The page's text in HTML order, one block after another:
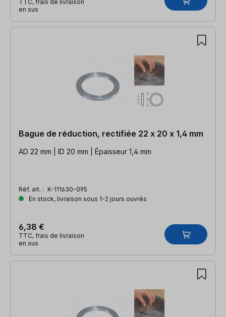
TTC, frais de livraison
en sus
Bague de réduction, rectifiée 22 x 20 x 1,4 mm
AD 22 mm | ID 20 mm | Épaisseur 1,4 mm
Réf. art. : K-111630-095
En stock, livraison sous 1-2 jours ouvrés
6,38 €
TTC, frais de livraison
en sus